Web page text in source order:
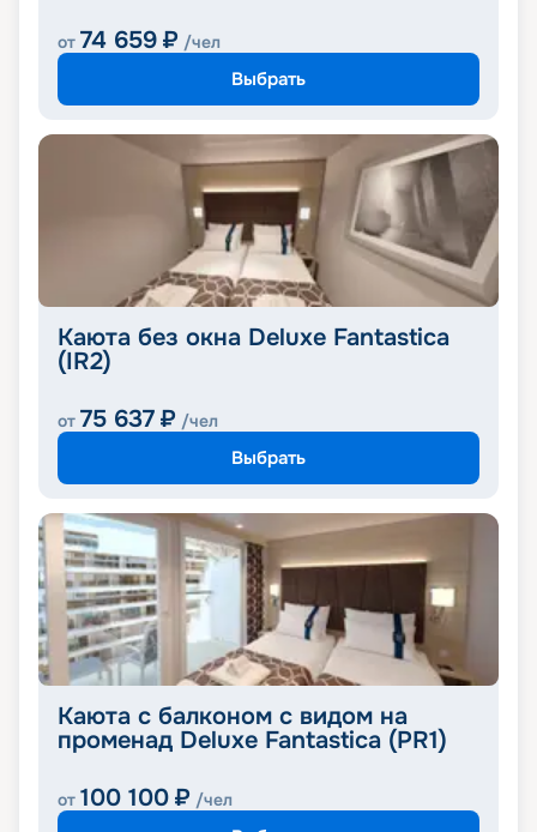
от 74 659 ₽ /чел
Выбрать
Каюта без окна Deluxe Fantastica
(IR2)
от 75 637 ₽ /чел
Выбрать
Каюта с балконом с видом на
променад Deluxe Fantastica (PR1)
от 100 100 ₽ /чел